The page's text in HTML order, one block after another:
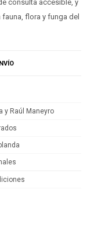
consulta accesible, y
flora y funga del
y Raúl Maneyro